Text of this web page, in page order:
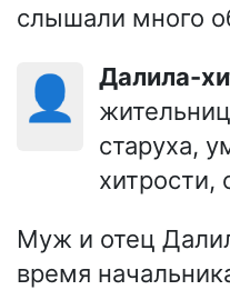
слышали много
👤 Далила-
старуха,
хитрости,
Муж и отец
время